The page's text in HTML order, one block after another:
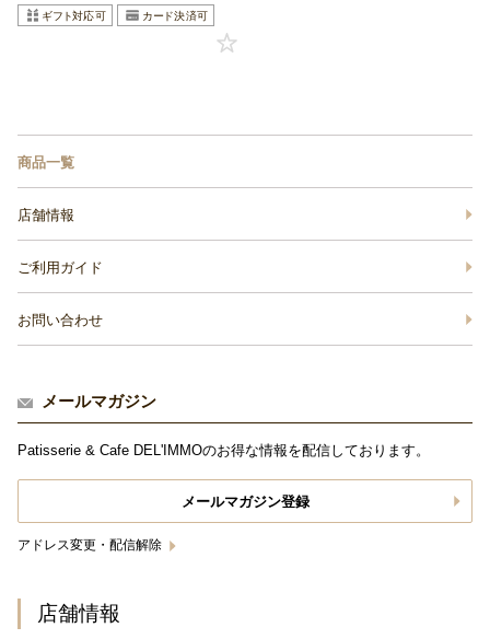
商品一覧
店舗情報
ご利用ガイド
お問い合わせ
メールマガジン
Patisserie & Cafe DEL'IMMOのお得な情報を配信しております。
メールマガジン登録
アドレス変更・配信解除
店舗情報